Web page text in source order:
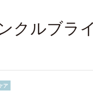
クルブラ
ア